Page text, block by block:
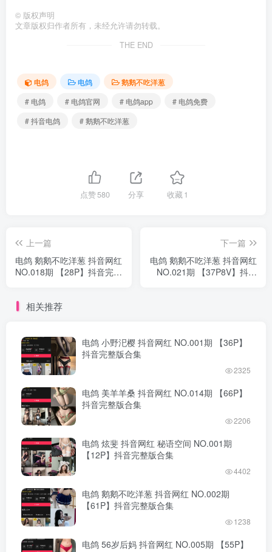
© 版权声明
文章版权归作者所有，未经允许请勿转载。
THE END
电鸽 电鸽
鹅鹅不吃洋葱
# 电鸽
# 电鸽官网 # 电鸽app
# 电鸽免费
# 抖音电鸽
# 鹅鹅不吃洋葱
点赞580 分享 收藏1
上一篇
电鸽 鹅鹅不吃洋葱 抖音网红
NO.018期 【28P】抖音完整
下一篇
电鸽 鹅鹅不吃洋葱 抖音网红
NO.021期 【37P8V】抖音
相关推荐
电鸽 小野汜樱 抖音网红 NO.001期 【36P】
抖音完整版合集
2325
电鸽 美羊羊桑 抖音网红 NO.014期 【66P】
抖音完整版合集
2206
电鸽 炫斐 抖音网红 秘语空间 NO.001期
【12P】抖音完整版合集
4402
电鸽 鹅鹅不吃洋葱 抖音网红 NO.002期
【61P】抖音完整版合集
1238
电鸽 56岁后妈 抖音网红 NO.005期 【55P】